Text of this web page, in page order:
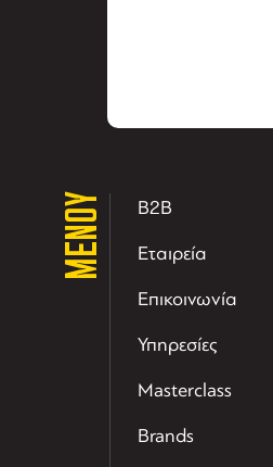
ΜΕΝΟΥ B2B
Εταιρεία
Επικοινωνία
Υπηρεσίες
Masterclass
Brands